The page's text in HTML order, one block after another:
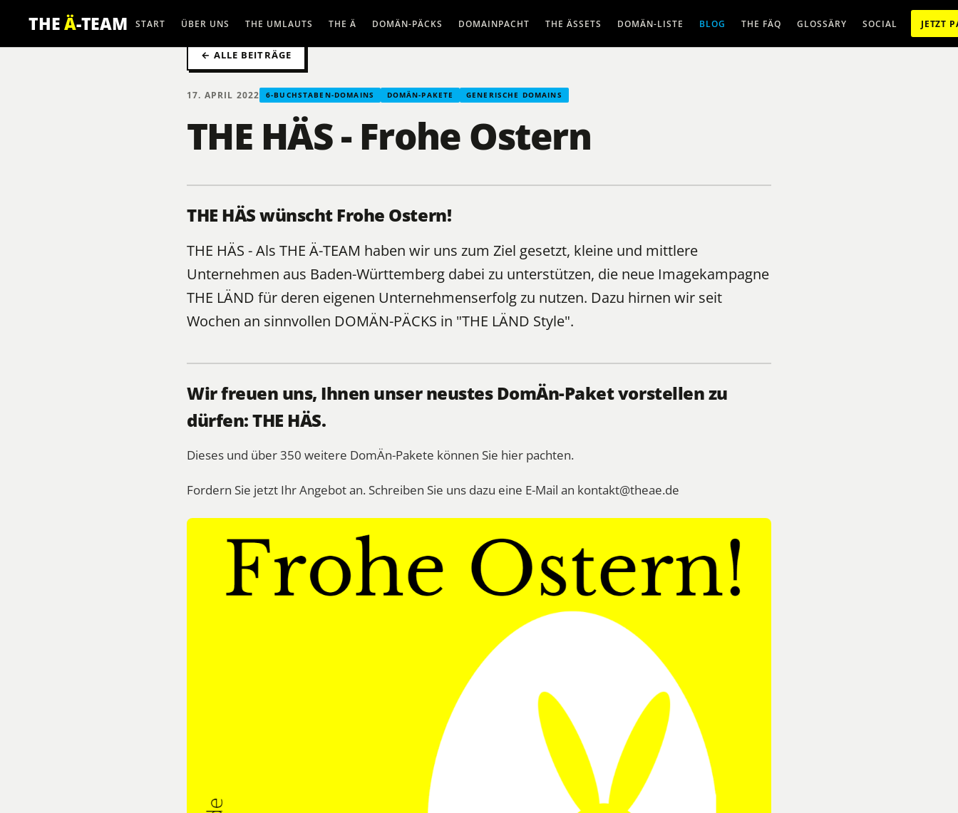
THEÄ-TEAM START ÜBER UNS THE UMLAUTS THE Ä DOMÄN-PÄCKS DOMAINPACHT THE ÄSSETS DOMÄN-LISTE BLOG THE FÄQ GLOSSÄRY SOCIAL JETZT
← ALLE BEITRÄGE
17. APRIL 2022 6-BUCHSTABEN-DOMAINS DOMÄN-PAKETE GENERISCHE DOMAINS
THE HÄS - Frohe Ostern
THE HÄS wünscht Frohe Ostern!
THE HÄS - Als THE Ä-TEAM haben wir uns zum Ziel gesetzt, kleine und mittlere
Unternehmen aus Baden-Württemberg dabei zu unterstützen, die neue Imagekampagne
THE LÄND für deren eigenen Unternehmenserfolg zu nutzen. Dazu hirnen wir seit
Wochen an sinnvollen DOMÄN-PÄCKS in "THE LÄND Style".
Wir freuen uns, Ihnen unser neustes DomÄn-Paket vorstellen zu
dürfen: THE HÄS.
Dieses und über 350 weitere DomÄn-Pakete können Sie hier pachten.
Fordern Sie jetzt Ihr Angebot an. Schreiben Sie uns dazu eine E-Mail an kontakt@theae.de